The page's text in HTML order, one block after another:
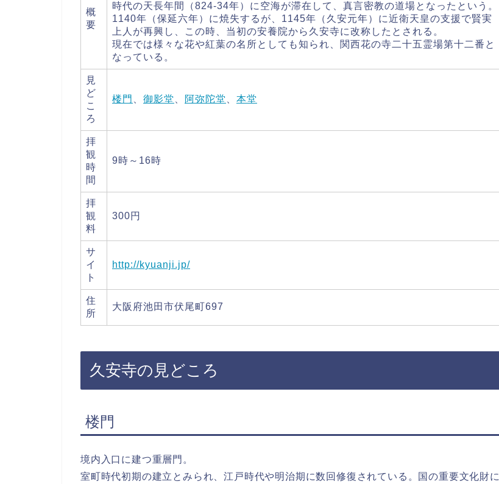
概
要
時代の天長年間（824-34年）に空海が滞在して、真言密教の道場となったという。
1140年（保延六年）に焼失するが、1145年（久安元年）に近衛天皇の支援で賢実
上人が再興し、この時、当初の安養院から久安寺に改称したとされる。
現在では様々な花や紅葉の名所としても知られ、関西花の寺二十五霊場第十二番と
なっている。
見
ど
こ
ろ
楼門 御影堂 阿弥陀堂 本堂
拝
観
時
間
9時～16時
拝
観
料
300円
サ
イ
ト
http://kyuanji.jp/
住
所
大阪府池田市伏尾町697
久安寺の見どころ
楼門
境内入口に建つ重層門。
室町時代初期の建立とみられ、江戸時代や明治期に数回修復されている。国の重要文化財に